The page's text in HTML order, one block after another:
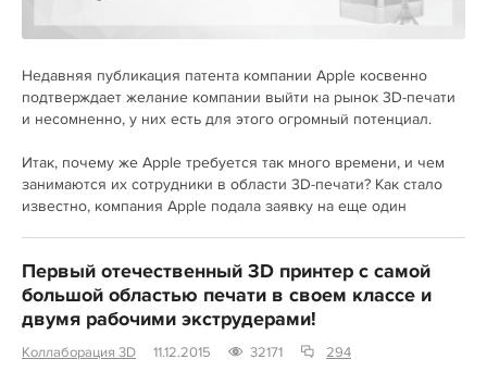
Недавняя публикация патента компании Apple косвенно
подтверждает желание компании выйти на рынок 3D-печати
и несомненно, у них есть для этого огромный потенциал.
Итак, почему же Apple требуется так много времени, и чем
занимаются их сотрудники в области 3D-печати? Как стало
известно, компания Apple подала заявку на еще один
Первый отечественный 3D принтер с самой
большой областью печати в своем классе и
двумя рабочими экструдерами!
Коллаборация 3D 11.12.2015 32171 294